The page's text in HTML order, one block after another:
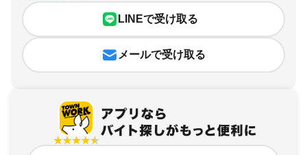
LINEで受け取る
メールで受け取る